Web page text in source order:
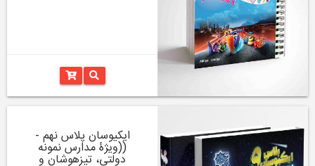
ایکیوسان پلاس نهم -
((ویژۀ مدارس نمونه
دولتی، تیزهوشان و